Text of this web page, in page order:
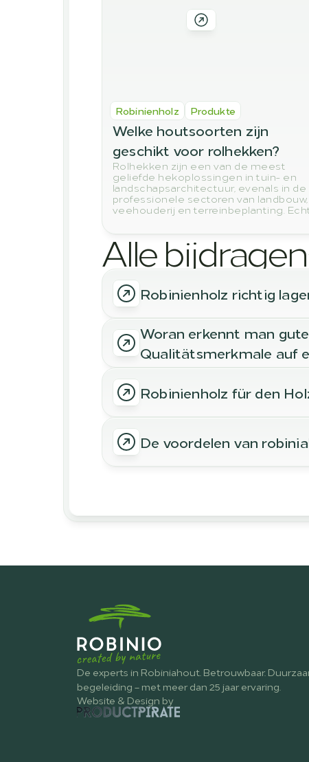
hochwertiges Robinienholz? In diesem
Beitrag zeigen wir Ihnen die
Qualitätsmerkmale, auf die Sie beim
Robinienholz Produkte
Welke houtsoorten zijn
geschikt voor rolhekken?
Rolhekken zijn een van de meest
geliefde hekoplossingen in tuin- en
landschapsarchitectuur, evenals in de
professionele sectoren van landbouw,
veehouderij en terreinbeplanting.
niet elke houtsoort voldoet aan de
en duurzaamheid die aan een
schapenhek worden gesteld.
Alle bijdragen
Robinienholz richtig
Woran erkennt man
Qualitätsmerkmale auf
Robinienholz für den
De voordelen van
De experts in Robiniahout. Betrouwbaar.
begeleiding – met meer dan 25 jaar ervaring.
Website & Design by